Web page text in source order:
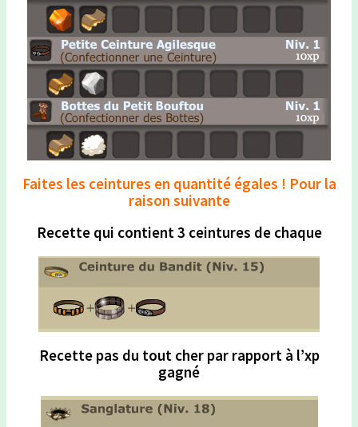
Faites les ceintures en quantité égales ! Pour la
raison suivante
Recette qui contient 3 ceintures de chaque
Recette pas du tout cher par rapport à l’xp
gagné